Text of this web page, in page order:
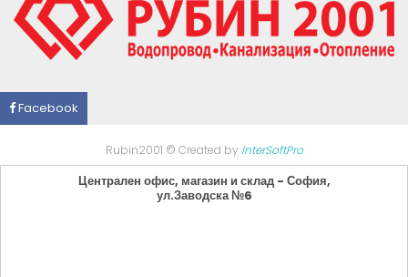
Facebook
Rubin2001 © Created by InterSoftPro
Централен офис, магазин и склад - София,
ул.Заводска №6